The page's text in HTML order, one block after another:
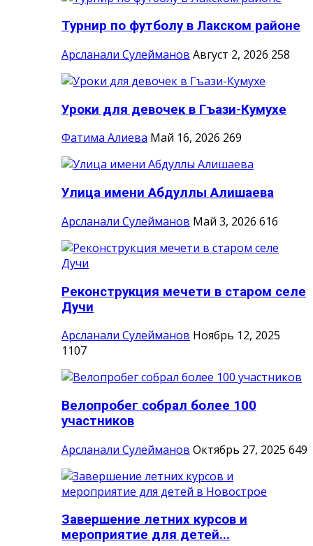
Турнир по футболу в Лакском районе
Арсланали Сулейманов Август 2, 2026 258
Уроки для девочек в Гъази-Кумухе
Фатима Алиева Май 16, 2026 269
Улица имени Абдуллы Алишаева
Арсланали Сулейманов Май 3, 2026 616
Реконструкция мечети в старом селе
Дучи
Арсланали Сулейманов Ноябрь 12, 2025
1107
Велопробег собрал более 100
участников
Арсланали Сулейманов Октябрь 27, 2025 649
Завершение летних курсов и
мероприятие для детей...